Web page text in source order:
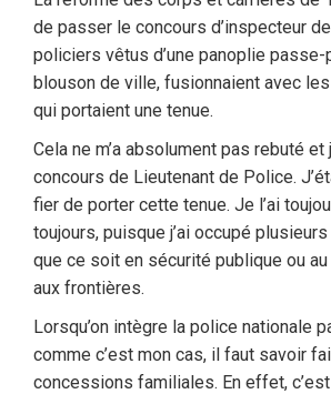
de passer le concours d’inspecteur
policiers vêtus d’une panoplie passe-
blouson de ville, fusionnaient avec
qui portaient une tenue.
Cela ne m’a absolument pas rebuté et
concours de Lieutenant de Police.
fier de porter cette tenue. Je l’ai
toujours, puisque j’ai occupé
que ce soit en sécurité publique ou
aux frontières.
Lorsqu’on intègre la police nationale
comme c’est mon cas, il faut savoir
concessions familiales. En effet,